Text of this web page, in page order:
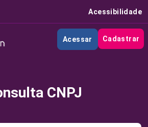
Acessibilidade
Acessar Cadastrar
CNPJ